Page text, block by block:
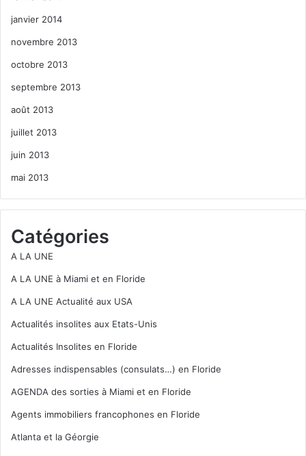
janvier 2014
novembre 2013
octobre 2013
septembre 2013
août 2013
juillet 2013
juin 2013
mai 2013
Catégories
A LA UNE
A LA UNE à Miami et en Floride
A LA UNE Actualité aux USA
Actualités insolites aux Etats-Unis
Actualités Insolites en Floride
Adresses indispensables (consulats…) en Floride
AGENDA des sorties à Miami et en Floride
Agents immobiliers francophones en Floride
Atlanta et la Géorgie